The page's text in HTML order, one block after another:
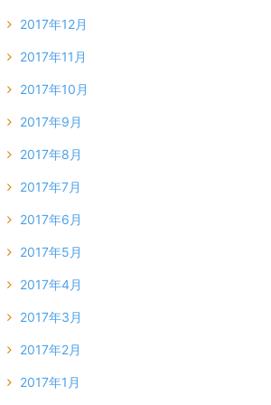
2017年12月
2017年11月
2017年10月
2017年9月
2017年8月
2017年7月
2017年6月
2017年5月
2017年4月
2017年3月
2017年2月
2017年1月